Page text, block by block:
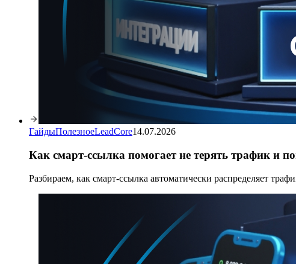
ГайдыПолезноеLeadCore14.07.2026
Как смарт-ссылка помогает не терять трафик и
Разбираем, как смарт-ссылка автоматически распределяет